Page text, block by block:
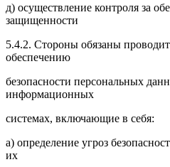
д) осуществление контроля за
защищенности
5.4.2. Стороны обязаны
обеспечению
безопасности персональных
информационных
системах, включающие в себя:
а) определение угроз
их